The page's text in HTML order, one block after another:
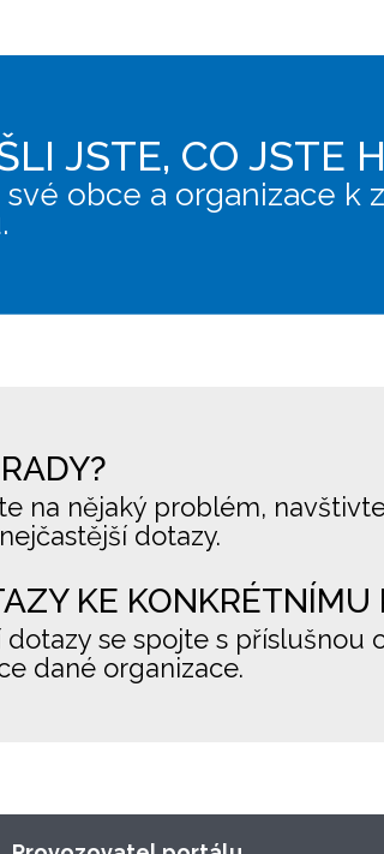
JSTE, CO JSTE
obce a organizace k
na nějaký problém,
dotazy.
KE KONKRÉTNÍMU
dotazy se spojte s příslušnou
dané organizace.